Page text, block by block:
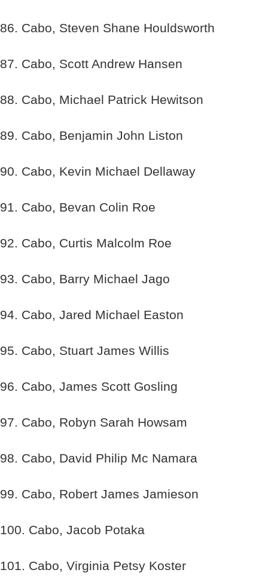
86. Cabo, Steven Shane Houldsworth
87. Cabo, Scott Andrew Hansen
88. Cabo, Michael Patrick Hewitson
89. Cabo, Benjamin John Liston
90. Cabo, Kevin Michael Dellaway
91. Cabo, Bevan Colin Roe
92. Cabo, Curtis Malcolm Roe
93. Cabo, Barry Michael Jago
94. Cabo, Jared Michael Easton
95. Cabo, Stuart James Willis
96. Cabo, James Scott Gosling
97. Cabo, Robyn Sarah Howsam
98. Cabo, David Philip Mc Namara
99. Cabo, Robert James Jamieson
100. Cabo, Jacob Potaka
101. Cabo, Virginia Petsy Koster